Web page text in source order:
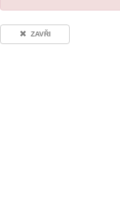
ZAVŘI